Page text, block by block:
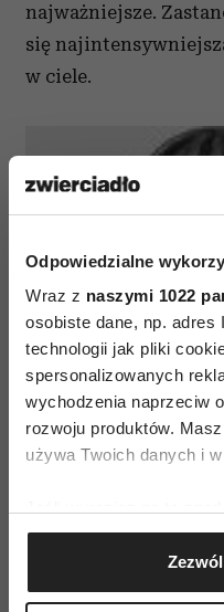
Odpowiedzialne
Wraz z naszymi 1022
osobiste dane, np.
technologii jak pliki
spersonalizowanych
wychodzenia naprzeciw
rozwoju produktów.
używa Twoich danych i
Gromadzić dane
geograficznej z
Identyfikować
najważniejsze.
się
w ciele.